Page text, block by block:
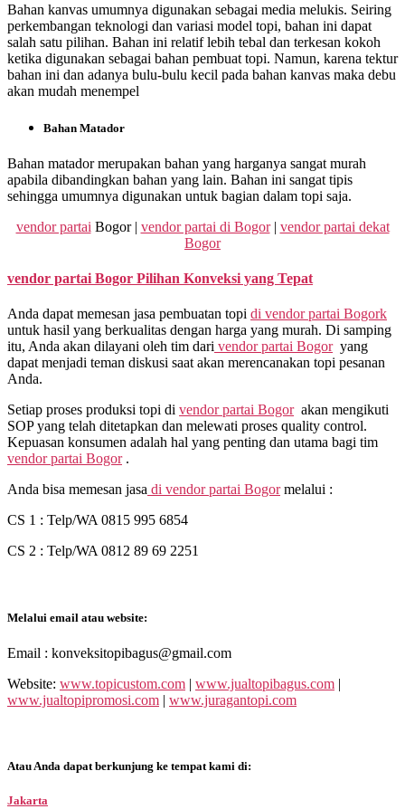
Bahan kanvas umumnya digunakan sebagai media melukis. Seiring
perkembangan teknologi dan variasi model topi, bahan ini dapat
salah satu pilihan. Bahan ini relatif lebih tebal dan terkesan kokoh
ketika digunakan sebagai bahan pembuat topi. Namun, karena tektur
bahan ini dan adanya bulu-bulu kecil pada bahan kanvas maka debu
akan mudah menempel
Bahan Matador
Bahan matador merupakan bahan yang harganya sangat murah
apabila dibandingkan bahan yang lain. Bahan ini sangat tipis
sehingga umumnya digunakan untuk bagian dalam topi saja.
vendor partai Bogor | vendor partai di Bogor| vendor partai dekat
Bogor
vendor partai Bogor Pilihan Konveksi yang Tepat
Anda dapat memesan jasa pembuatan topi di vendor partai Bogork
untuk hasil yang berkualitas dengan harga yang murah. Di samping
itu, Anda akan dilayani oleh tim dari vendor partai Bogoryang
dapat menjadi teman diskusi saat akan merencanakan topi pesanan
Anda.
Setiap proses produksi topi di vendor partai Bogorakan mengikuti
SOP yang telah ditetapkan dan melewati proses quality control.
Kepuasan konsumen adalah hal yang penting dan utama bagi tim
vendor partai Bogor.
Anda bisa memesan jasa di vendor partai Bogormelalui :
CS 1 : Telp/WA 0815 995 6854
CS 2 : Telp/WA 0812 89 69 2251
Melalui email atau website:
Email : konveksitopibagus@gmail.com
Website: www.topicustom.com | www.jualtopibagus.com |
www.jualtopipromosi.com | www.juragantopi.com
Atau Anda dapat berkunjung ke tempat kami di:
Jakarta